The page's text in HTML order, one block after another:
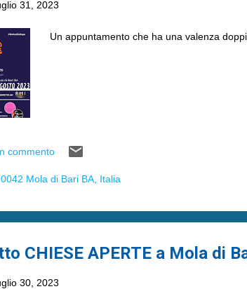
31, 2023
Un appuntamento che ha una valenza
commento
Mola di Bari BA, Italia
CHIESE APERTE a Mola di
30, 2023